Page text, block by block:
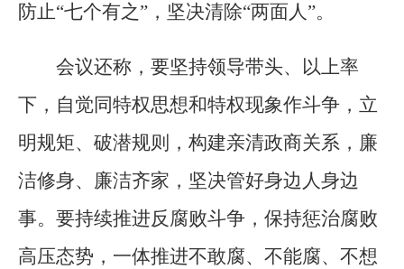
防止“七个有之”，坚决清除“两面人”。
会议还称，要坚持领导带头、以上率
下，自觉同特权思想和特权现象作斗争，立
明规矩、破潜规则，构建亲清政商关系，廉
洁修身、廉洁齐家，坚决管好身边人身边
事。要持续推进反腐败斗争，保持惩治腐败
高压态势，一体推进不敢腐、不能腐、不想